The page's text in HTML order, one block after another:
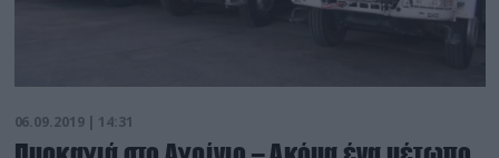
06.09.2019 | 14:31